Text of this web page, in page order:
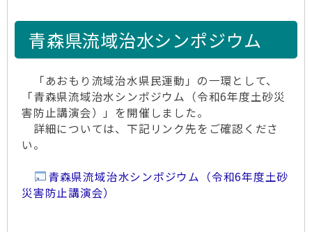
青森県流域治水シンポジウム
「あおもり流域治水県民運動」の一環として、
「青森県流域治水シンポジウム（令和6年度土砂災
害防止講演会）」を開催しました。
詳細については、下記リンク先をご確認くださ
い。
青森県流域治水シンポジウム（令和6年度土砂
災害防止講演会）